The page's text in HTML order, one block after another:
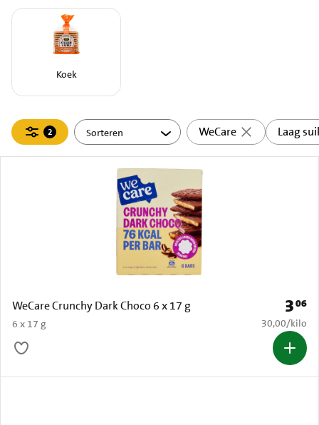
Koek
Filteren
2
actief
WeCare Laag
WeCare Crunchy Dark Choco 6 x 17 g
6 x 17 g
Prijs:
306
€ 30,00 per
30,00/kilo